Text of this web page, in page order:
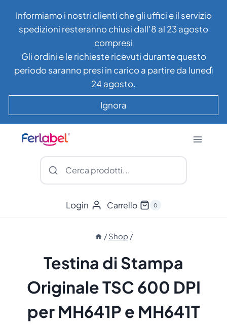
contenuto
Informiamo i nostri clienti che gli uffici e il servizio
spedizioni resteranno chiusi dall’8 al 23 agosto
compresi
Gli ordini e le richieste ricevuti durante questo
periodo saranno presi in carico a partire da lunedì
24 agosto.
Ignora
Login Carrello 0
/ Shop /
Testina di Stampa
Originale TSC 600 DPI
per MH641P e MH641T